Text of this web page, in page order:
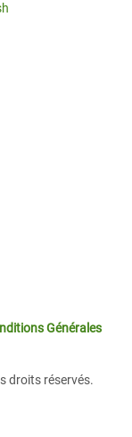
Générales
droits réservés.